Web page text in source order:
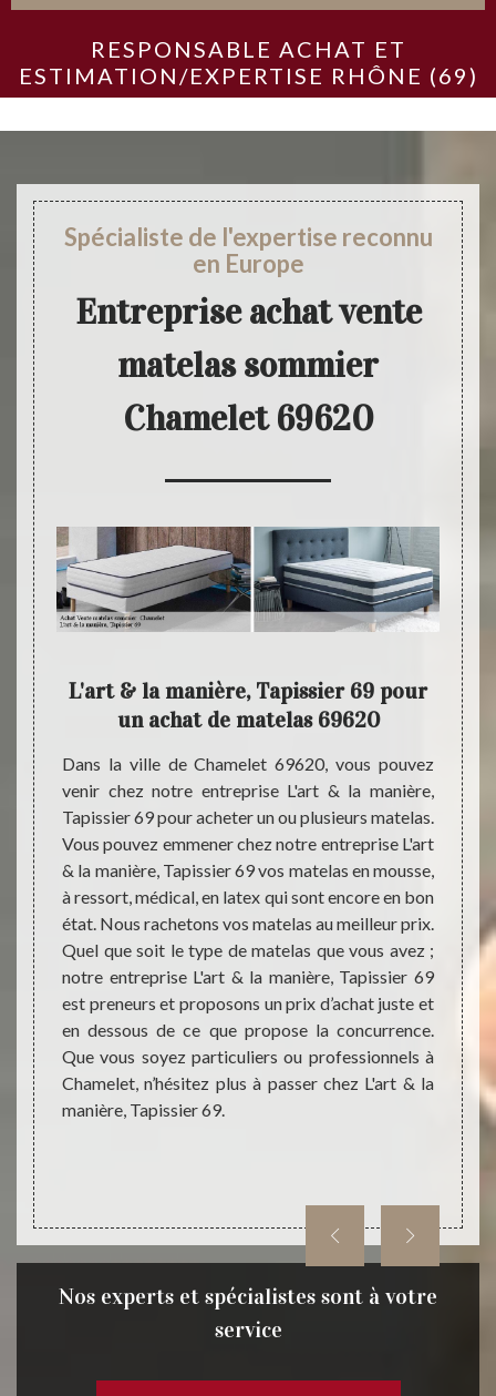
RESPONSABLE ACHAT ET
ESTIMATION/EXPERTISE RHÔNE (69)
Spécialiste de l'expertise reconnu
en Europe
Entreprise achat vente
matelas sommier
Chamelet 69620
tous
qui
le
& la
de
L'art & la manière, Tapissier 69 pour
un achat de matelas 69620
Dans la ville de Chamelet 69620, vous pouvez
venir chez notre entreprise L'art & la manière,
Tapissier 69 pour acheter un ou plusieurs matelas.
Vous pouvez emmener chez notre entreprise L'art
& la manière, Tapissier 69 vos matelas en mousse,
à ressort, médical, en latex qui sont encore en bon
état. Nous rachetons vos matelas au meilleur prix.
Quel que soit le type de matelas que vous avez ;
notre entreprise L'art & la manière, Tapissier 69
est preneurs et proposons un prix d’achat juste et
en dessous de ce que propose la concurrence.
Que vous soyez particuliers ou professionnels à
Chamelet, n’hésitez plus à passer chez L'art & la
manière, Tapissier 69.
si
de
et à
la
Nos experts et spécialistes sont à votre
service